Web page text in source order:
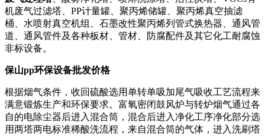
机废气过滤塔、PP计量罐、聚丙烯储罐、聚丙烯真空抽滤
桶、水喷射真空机组、石墨改性聚丙烯列管式换热器、通风管
道、通风管件及各种板材、管材、防腐配件及其它化工耐腐蚀
非标设备。
保山pp环保设备批发价格
根据烟气条件，收回硫酸选用单转单吸加尾气吸收工艺流程来
满意锻炼生产和环保要求。富氧密闭鼓风炉与转炉烟气通过各
自的电除尘器后进入混合筒，混合后进入净化工序净化部分选
用两塔两电标准稀酸洗流程，来自混合筒的气体，进入洗刷塔